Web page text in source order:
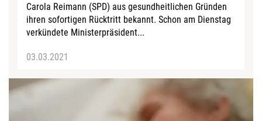
Carola Reimann (SPD) aus gesundheitlichen Gründen
ihren sofortigen Rücktritt bekannt. Schon am Dienstag
verkündete Ministerpräsident...
03.03.2021